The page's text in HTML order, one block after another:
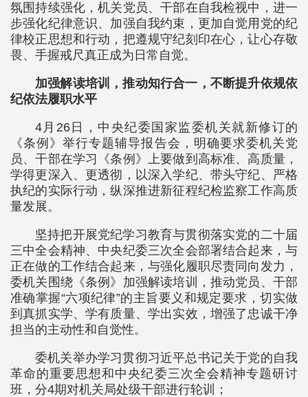
氛围持续强化，机关党员、干部在自我检视中，进一
步强化纪律意识、加强自我约束，更加自觉用党的纪
律校正思想和行动，把遵规守纪刻印在心，让心存敬
畏、手握戒尺真正成为日常自觉。
加强解读培训，推动知行合一，不断提升依规依
纪依法履职水平
4月26日，中央纪委国家监委机关就新修订的
《条例》举行专题辅导报告会，明确要求委机关党
员、干部在学习《条例》上要做到高标准、高质量，
学得更深入、更透彻，以深入学纪、带头守纪、严格
执纪的实际行动，纵深推进新征程纪检监察工作高质
量发展。
坚持把开展党纪学习教育与贯彻落实党的二十届
三中全会精神、中央纪委三次全会部署结合起来，与
正在做的工作结合起来，与强化履职尽责同向发力，
委机关围绕《条例》加强解读培训，推动党员、干部
准确掌握“六项纪律”的主旨要义和规定要求，切实做
到真抓实学、学有质量、学出实效，增强了忠诚干净
担当的主动性和自觉性。
委机关举办学习贯彻习近平总书记关于党的自我
革命的重要思想和中央纪委三次全会精神专题研讨
班，分4期对机关局处级干部进行轮训；